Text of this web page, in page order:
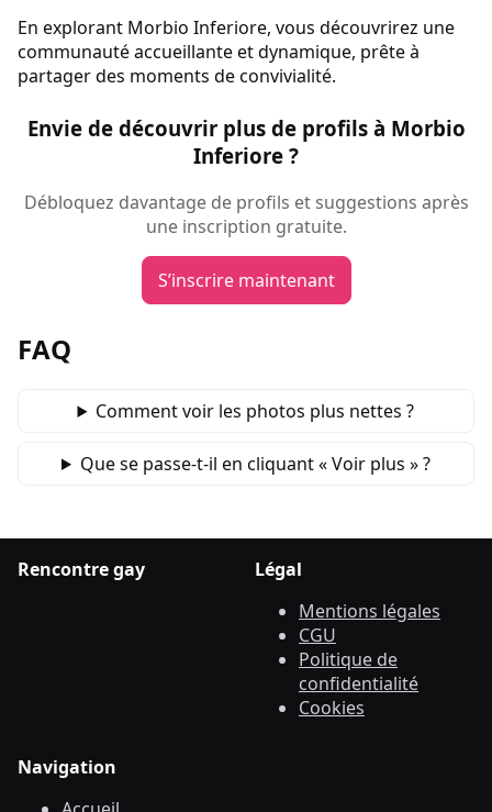
En explorant Morbio Inferiore, vous découvrirez une
communauté accueillante et dynamique, prête à
partager des moments de convivialité.
Envie de découvrir plus de profils à Morbio
Inferiore ?
Débloquez davantage de profils et suggestions après
une inscription gratuite.
S’inscrire maintenant
FAQ
Comment voir les photos plus nettes ?
Que se passe‑t‑il en cliquant « Voir plus » ?
Rencontre gay
Légal
Mentions légales
CGU
Politique de
confidentialité
Cookies
Navigation